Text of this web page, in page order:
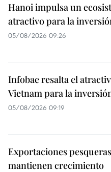
Hanoi impulsa un
atractivo para la
05/08/2026 09:26
Infobae resalta el
Vietnam para la
05/08/2026 09:19
Exportaciones
mantienen crecimiento